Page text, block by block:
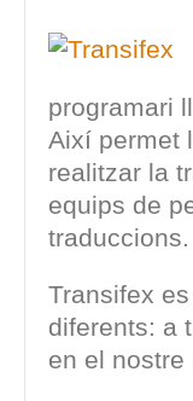
programari
Així permet
realitzar la
equips de
traduccions.
Transifex
diferents: a
en el nostre